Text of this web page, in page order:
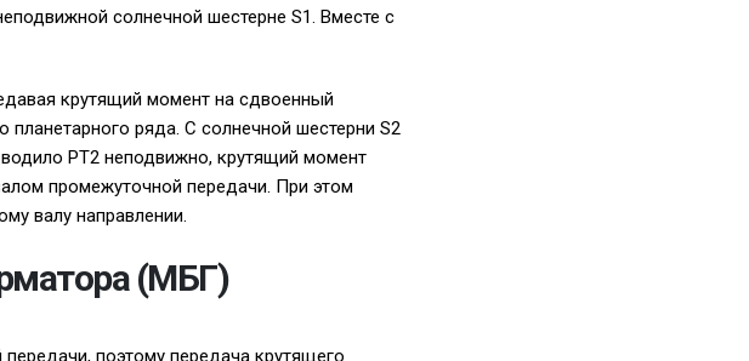
солнечной шестерне S1. Вместе с
крутящий момент на сдвоенный
ряда. С солнечной шестерни S2
PT2 неподвижно, крутящий момент
промежуточной передачи. При этом
валу направлении.
(МБГ)
поэтому передача крутящего